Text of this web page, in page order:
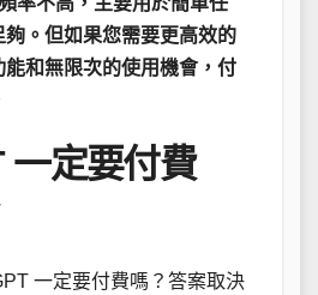
。但如果您需要更高效的
和無限次的使用機會，付
一定要付費
一定要付費嗎？答案取決